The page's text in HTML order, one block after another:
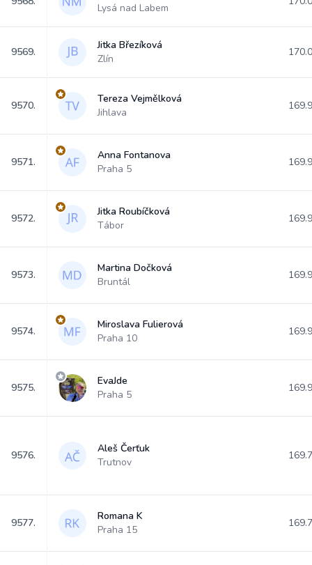
Lysá nad Labem
9569.
Jitka Březíková
Zlín
9570.
Tereza Vejmělková
Jihlava
9571.
Anna Fontanova
Praha 5
9572.
Jitka Roubíčková
Tábor
9573.
Martina Dočková
Bruntál
9574.
Miroslava Fulierová
Praha 10
9575.
EvaJde
Praha 5
9576.
Aleš Čerťuk
Trutnov
9577.
Romana K
Praha 15